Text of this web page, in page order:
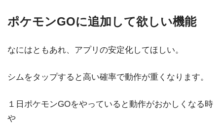
ポケモンGOに追加して欲しい機能
なにはともあれ、アプリの安定化してほしい。
シムをタップすると高い確率で動作が重くなります。
１日ポケモンGOをやっていると動作がおかしくなる時
や